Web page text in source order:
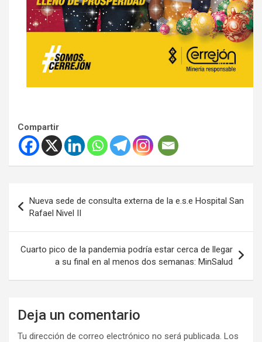
Compartir
de
entradas
Nueva sede de consulta externa de la e.s.e Hospital San
Rafael Nivel II
Cuarto pico de la pandemia podría estar cerca de llegar
a su final en al menos dos semanas: MinSalud
Deja un comentario
Tu dirección de correo electrónico no será publicada. Los